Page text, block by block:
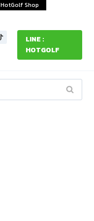
HotGolf Shop
LINE :
HOTGOLF